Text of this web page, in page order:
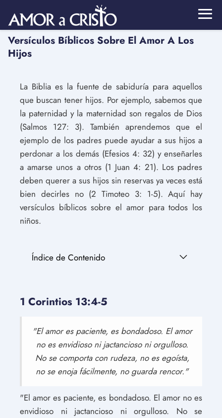
Versículos Bíblicos Sobre El Amor A Los
Hijos
La Biblia es la fuente de sabiduría para aquellos
que buscan tener hijos. Por ejemplo, sabemos que
la paternidad y la maternidad son regalos de Dios
(Salmos 127: 3). También aprendemos que el
ejemplo de los padres puede ayudar a sus hijos a
perdonar a los demás (Efesios 4: 32) y enseñarles
a amarse unos a otros (1 Juan 4: 21). Los padres
deben querer a sus hijos sin reservas ya veces está
bien decirles no (2 Timoteo 3: 1-5). Aquí hay
versículos bíblicos sobre el amor para todos los
niños.
Índice de Contenido
1 Corintios 13:4-5
"El amor es paciente, es bondadoso. El amor
no es envidioso ni jactancioso ni orgulloso.
No se comporta con rudeza, no es egoísta,
no se enoja fácilmente, no guarda rencor."
"El amor es paciente, es bondadoso. El amor no es
envidioso ni jactancioso ni orgulloso. No se